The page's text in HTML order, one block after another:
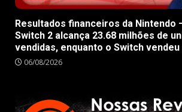
Resultados financeiros da Nintendo
Switch 2 alcança 23.68 milhões de
vendidas, enquanto o Switch vendeu
06/08/2026